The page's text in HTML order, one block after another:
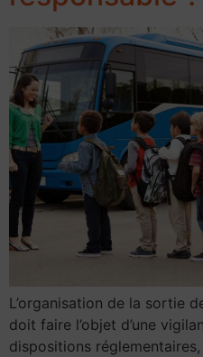
L’organisation de la sortie
doit faire l’objet d’une
dispositions